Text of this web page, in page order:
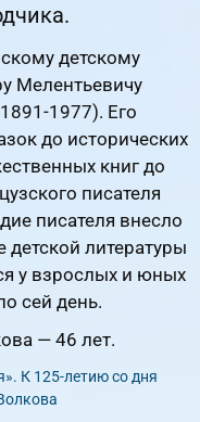
детскому
Мелентьевичу
1977). Его
до исторических
книг до
писателя
писателя внесло
детской литературы
у взрослых и юных
сей день.
— 46 лет.
К 125-летию со дня